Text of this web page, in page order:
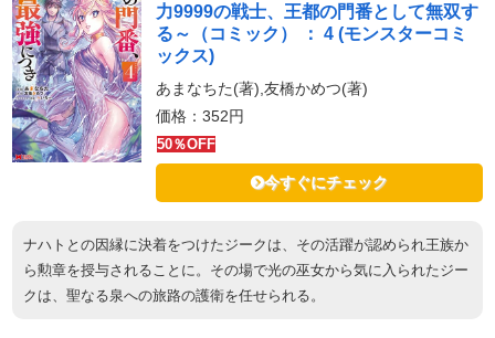
力9999の戦士、王都の門番として無双す
る～（コミック） ： 4 (モンスターコミ
ックス)
あまなちた(著),友橋かめつ(著)
価格：352円
50％OFF
今すぐにチェック
ナハトとの因縁に決着をつけたジークは、その活躍が認められ王族か
ら勲章を授与されることに。その場で光の巫女から気に入られたジー
クは、聖なる泉への旅路の護衛を任せられる。